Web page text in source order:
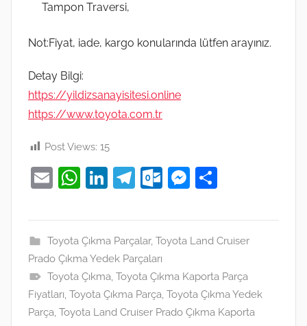
Tampon Traversi,
Not:Fiyat, iade, kargo konularında lütfen arayınız.
Detay Bilgi:
https://yildizsanayisitesi.online
https://www.toyota.com.tr
Post Views: 15
E
l
W
s
A
p
p
Li
e
dI
n
T
gr
a
m
O
o
c
o
M
e
g
er
e
Toyota Çıkma Parçalar, Toyota Land Cruiser
Prado Çıkma Yedek Parçaları
Toyota Çıkma, Toyota Çıkma Kaporta Parça
Fiyatları, Toyota Çıkma Parça, Toyota Çıkma Yedek
Parça, Toyota Land Cruiser Prado Çıkma Kaporta